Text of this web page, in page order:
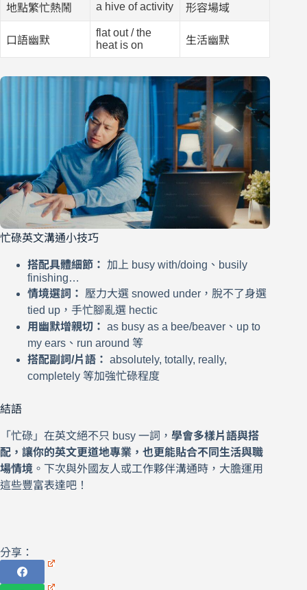
地點繁忙熱鬧 a hive of activity 形容場域
口語幽默
flat out / the
heat is on
生活幽默
忙碌英文溝通小技巧
搭配具體細節：
加上 busy with/doing、busily
finishing…
情境選詞：
壓力大選 snowed under，脫不了身選
tied up，手忙腳亂選 hectic
用幽默增親切： as busy as a bee/beaver、up to
my ears、run around 等
搭配副詞/片語： absolutely, totally, really,
completely 等加強忙碌程度
結語
「忙碌」在英文絕不只 busy 一詞， 學會多樣片語與搭
配，讓你的英文更道地專業，也更能貼合不同生活與職
場情境 。下次與外國友人或工作夥伴溝通時，大膽運用
這些豐富表達吧！
分享：